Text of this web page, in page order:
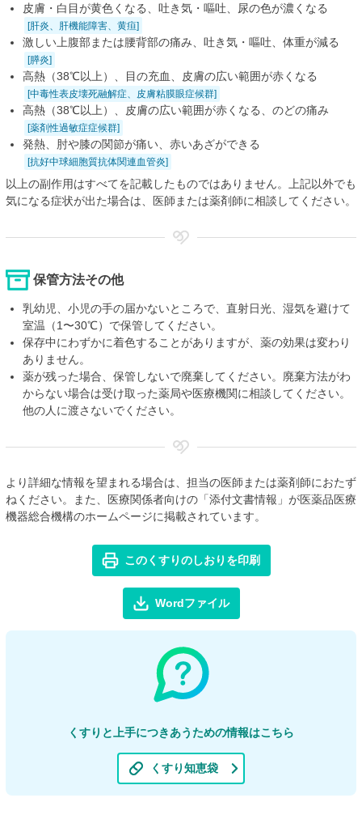
皮膚・白目が黄色くなる、吐き気・嘔吐、尿の色が濃くなる
[肝炎、肝機能障害、黄疸]
激しい上腹部または腰背部の痛み、吐き気・嘔吐、体重が減る
[膵炎]
高熱（38℃以上）、目の充血、皮膚の広い範囲が赤くなる
[中毒性表皮壊死融解症、皮膚粘膜眼症候群]
高熱（38℃以上）、皮膚の広い範囲が赤くなる、のどの痛み
[薬剤性過敏症症候群]
発熱、肘や膝の関節が痛い、赤いあざができる
[抗好中球細胞質抗体関連血管炎]
以上の副作用はすべてを記載したものではありません。上記以外でも
気になる症状が出た場合は、医師または薬剤師に相談してください。
保管方法その他
乳幼児、小児の手の届かないところで、直射日光、湿気を避けて
室温（1〜30℃）で保管してください。
保存中にわずかに着色することがありますが、薬の効果は変わり
ありません。
薬が残った場合、保管しないで廃棄してください。廃棄方法がわ
からない場合は受け取った薬局や医療機関に相談してください。
他の人に渡さないでください。
より詳細な情報を望まれる場合は、担当の医師または薬剤師におたず
ねください。また、医療関係者向けの「添付文書情報」が医薬品医療
機器総合機構のホームページに掲載されています。
このくすりのしおりを印刷
Wordファイル
くすりと上手につきあうための情報はこちら
くすり知恵袋